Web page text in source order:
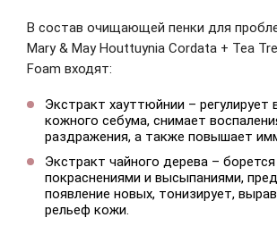
В состав очищающей пенки для
Mary & May Houttuynia Cordata + Tea
Foam входят:
Экстракт хауттюйнии – регулирует
кожного себума, снимает
раздражения, а также повышает
Экстракт чайного дерева – борется
покраснениями и высыпаниями,
появление новых, тонизирует,
рельеф кожи.